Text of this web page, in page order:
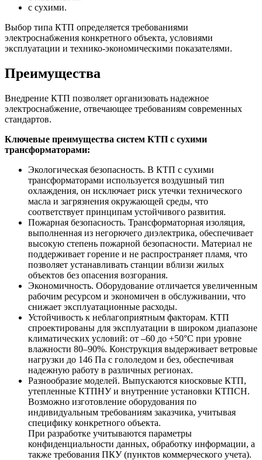
с сухими.
Выбор типа КТП определяется требованиями
электроснабжения конкретного объекта, условиями
эксплуатации и технико-экономическими показателями.
Преимущества
Внедрение КТП позволяет организовать надежное
электроснабжение, отвечающее требованиям современных
стандартов.
Ключевые преимущества систем КТП с сухими
трансформаторами:
Экологическая безопасность. В КТП с сухими
трансформаторами используется воздушный тип
охлаждения, он исключает риск утечки технического
масла и загрязнения окружающей среды, что
соответствует принципам устойчивого развития.
Пожарная безопасность. Трансформаторная изоляция,
выполненная из негорючего диэлектрика, обеспечивает
высокую степень пожарной безопасности. Материал не
поддерживает горение и не распространяет пламя, что
позволяет устанавливать станции вблизи жилых
объектов без опасения возгорания.
Экономичность. Оборудование отличается увеличенным
рабочим ресурсом и экономичен в обслуживании, что
снижает эксплуатационные расходы.
Устойчивость к неблагоприятным факторам. КТП
спроектированы для эксплуатации в широком диапазоне
климатических условий: от –60 до +50°C при уровне
влажности 80–90%. Конструкция выдерживает ветровые
нагрузки до 146 Па с гололедом и без, обеспечивая
надежную работу в различных регионах.
Разнообразие моделей. Выпускаются киосковые КТП,
утепленные КТПНУ и внутренние установки КТПСН.
Возможно изготовление оборудования по
индивидуальным требованиям заказчика, учитывая
специфику конкретного объекта.
При разработке учитываются параметры
конфиденциальности данных, обработку информации, а
также требования ПКУ (пунктов коммерческого учета).